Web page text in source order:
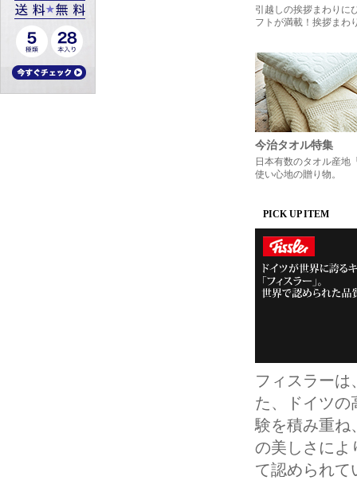
引越しの挨拶まわりに
フトが満載！挨拶まわ
今治タオル特集
日本有数のタオル産地
使い心地の贈り物。
PICK UP ITEM
フィスラーは
た、ドイツの
験を積み重ね
の美しさによ
て認められて